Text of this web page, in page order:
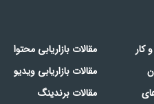
کار
مقالات بازاریابی محتوا
مقالات بازاریابی ویدیو
مقالات برندینگ